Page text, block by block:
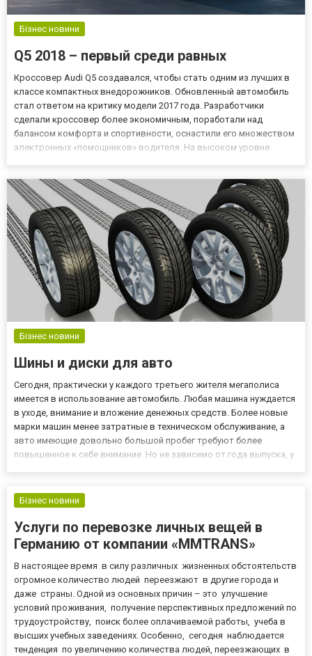
Бізнес новини
Q5 2018 – первый среди равных
Кроссовер Audi Q5 создавался, чтобы стать одним из лучших в
классе компактных внедорожников. Обновленный автомобиль
стал ответом на критику модели 2017 года. Разработчики
сделали кроссовер более экономичным, поработали над
балансом комфорта и спортивности, оснастили его множеством
электронных «помощников» водителя. На высоком уровне
которая выпо...
Бізнес новини
Шины и диски для авто
Сегодня, практически у каждого третьего жителя мегаполиса
имеется в использование автомобиль. Любая машина нуждается
в уходе, внимание и вложение денежных средств. Более новые
марки машин менее затратные в техническом обслуживание, а
авто имеющие довольно большой пробег требуют более
повышенное к себе внимание. Но не зависимо от года выпуска, у
для...
Бізнес новини
Услуги по перевозке личных вещей в
Германию от компании «MMTRANS»
В настоящее время в силу различных жизненных обстоятельств
огромное количество людей переезжают в другие города и
даже страны. Одной из основных причин – это улучшение
условий проживания, получение перспективных предложений по
трудоустройству, поиск более оплачиваемой работы, учеба в
высших учебных заведениях. Особенно, сегодня наблюдается
тенденция по увеличению количества людей, переезжающих в